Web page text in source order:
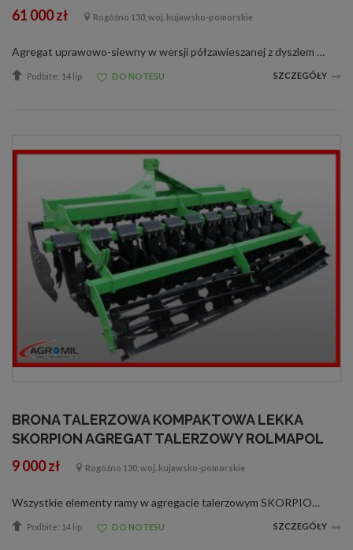
61 000 zł Rogóźno 130, woj. kujawsko-pomorskie
Agregat uprawowo-siewny w wersji półzawieszanej z dyszlem z możliwością transportu na wale oponowym, to przede wszystkim połączenie uprawy i siewu w jednym przejeździe ciągnika. W standardzie występuje hydrauliczna regulacja wału oraz hydrop...
Podbite: 14 lip DO NOTESU SZCZEGÓŁY
BRONA TALERZOWA KOMPAKTOWA LEKKA
SKORPION AGREGAT TALERZOWY ROLMAPOL
9 000 zł Rogóźno 130, woj. kujawsko-pomorskie
Wszystkie elementy ramy w agregacie talerzowym SKORPION są poddawane procesowi śrutowania po czym zostaje nałożona warstwa lakieru proszkowego. Dane techniczne: Symbol - BTS 11 ilość talerzy - 8 szt. masa - 350 kg zapotrzebowanie mocy 15-25 km ...
Podbite: 14 lip DO NOTESU SZCZEGÓŁY